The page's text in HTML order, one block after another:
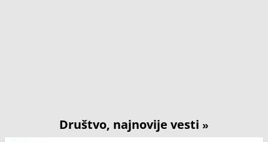
Društvo, najnovije vesti »